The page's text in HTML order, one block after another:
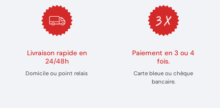
Livraison rapide en
24/48h
Domicile ou point relais
Paiement en 3 ou 4
fois.
Carte bleue ou chèque
bancaire.